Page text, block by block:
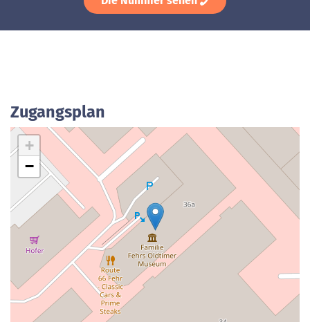
Zugangsplan
+
−